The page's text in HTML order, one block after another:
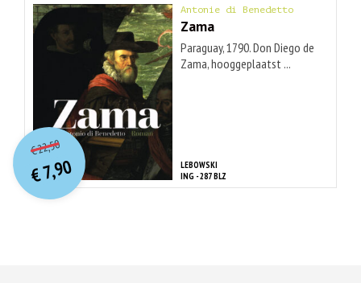
Antonie di Benedetto
Zama
Paraguay, 1790. Don Diego de
Zama, hooggeplaatst ...
LEBOWSKI
ING - 287 BLZ
€22,50O
orspr
onkelijke
prijs
was:
€ 22,50.
€7,90
Huidige
prijs
is:
€ 7,90.